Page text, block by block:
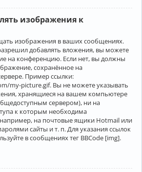
изображения к
изображения в ваших сообщениях.
добавлять вложения, вы можете
на конференцию. Если нет, вы должны
сохранённое на
Пример ссылки:
my-picture.gif. Вы не можете указывать
хранящиеся на вашем компьютере
сервером), ни на
к которым необходима
например, на почтовые ящики Hotmail или
сайты и т. п. Для указания ссылок
в сообщениях тег BBCode [img].